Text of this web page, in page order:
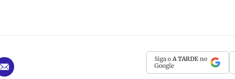
Siga o A TARDE no
Google